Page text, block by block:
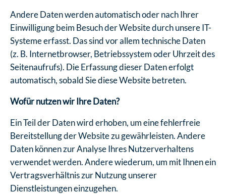
Andere Daten werden automatisch oder nach Ihrer
Einwilligung beim Besuch der Website durch unsere IT-
Systeme erfasst. Das sind vor allem technische Daten
(z. B. Internetbrowser, Betriebssystem oder Uhrzeit des
Seitenaufrufs). Die Erfassung dieser Daten erfolgt
automatisch, sobald Sie diese Website betreten.
Wofür nutzen wir Ihre Daten?
Ein Teil der Daten wird erhoben, um eine fehlerfreie
Bereitstellung der Website zu gewährleisten. Andere
Daten können zur Analyse Ihres Nutzerverhaltens
verwendet werden. Andere wiederum, um mit Ihnen ein
Vertragsverhältnis zur Nutzung unserer
Dienstleistungen einzugehen.